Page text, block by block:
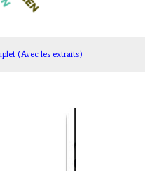
(Avec les extraits)